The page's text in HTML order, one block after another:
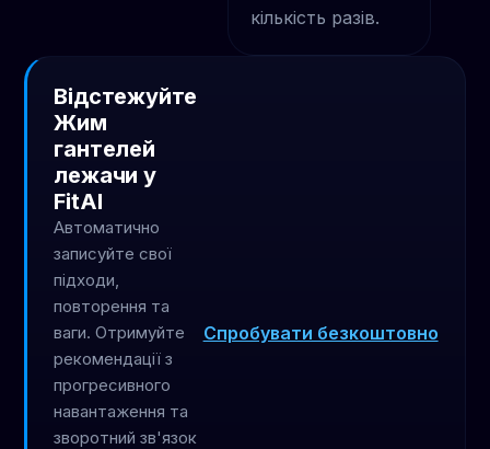
кількість разів.
Відстежуйте
Жим
гантелей
лежачи у
FitAI
Автоматично
записуйте свої
підходи,
повторення та
ваги. Отримуйте
рекомендації з
прогресивного
навантаження та
зворотний зв'язок
Спробувати безкоштовно